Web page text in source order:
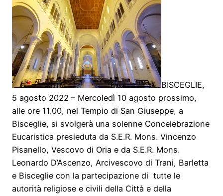
BISCEGLIE,
5 agosto 2022 – Mercoledì 10 agosto prossimo,
alle ore 11.00, nel Tempio di San Giuseppe, a
Bisceglie, si svolgerà una solenne Concelebrazione
Eucaristica presieduta da S.E.R. Mons. Vincenzo
Pisanello, Vescovo di Oria e da S.E.R. Mons.
Leonardo D’Ascenzo, Arcivescovo di Trani, Barletta
e Bisceglie con la partecipazione di tutte le
autorità religiose e civili della Città e della